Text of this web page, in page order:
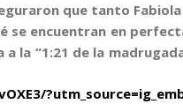
que tanto
se encuentran en
la “1:21 de la